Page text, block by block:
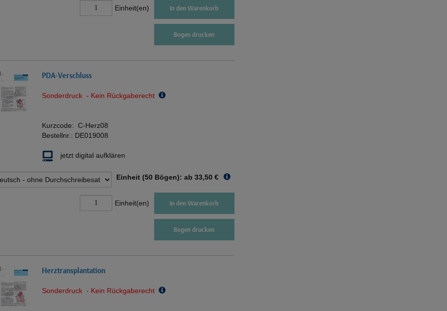
Einheit(en) In den Warenkorb
Bogen drucken
PDA-Verschluss
Sonderdruck - Kein Rückgaberecht
Kurzcode: C-Herz08
Bestellnr.: DE019008
jetzt digital aufklären
Einheit (50 Bögen): ab 33,50 €
Einheit(en) In den Warenkorb
Bogen drucken
Herztransplantation
Sonderdruck - Kein Rückgaberecht